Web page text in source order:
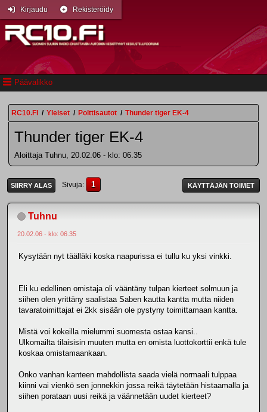
Päävalikko
Kirjaudu Rekisteröidy
RC10.FI / Yleiset / Polttisautot / Thunder tiger EK-4
Thunder tiger EK-4
Aloittaja Tuhnu, 20.02.06 - klo: 06.35
SIIRRY ALAS Sivuja 1 KÄYTTÄJÄN TOIMET
Tuhnu
20.02.06 - klo: 06.35
Kysytään nyt täälläki koska naapurissa ei tullu ku yksi vinkki.
Eli ku edellinen omistaja oli vääntäny tulpan kierteet solmuun ja
siihen olen yrittäny saalistaa Saben kautta kantta mutta niiden
tavaratoimittajat ei 2kk sisään ole pystyny toimittamaan kantta.
Mistä voi kokeilla mielummi suomesta ostaa kansi..
Ulkomailta tilaisisin muuten mutta en omista luottokorttii enkä tule
koskaa omistamaankaan.
Onko vanhan kanteen mahdollista saada vielä normaali tulppaa
kiinni vai vienkö sen jonnekkin jossa reikä täytetään histaamalla ja
siihen porataan uusi reikä ja väännetään uudet kierteet?